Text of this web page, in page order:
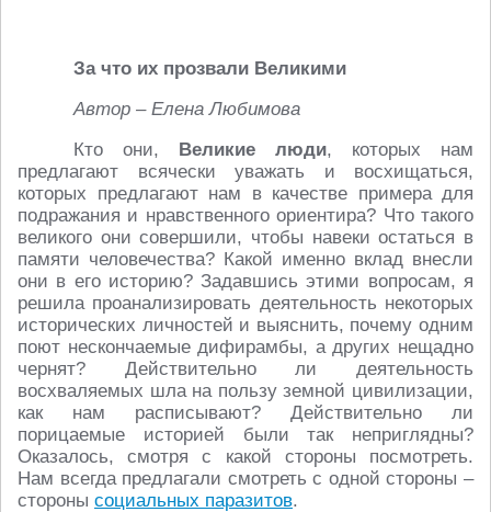
За что их прозвали Великими
Автор – Елена Любимова
Кто они, Великие люди, которых нам
предлагают всячески уважать и восхищаться,
которых предлагают нам в качестве примера для
подражания и нравственного ориентира? Что такого
великого они совершили, чтобы навеки остаться в
памяти человечества? Какой именно вклад внесли
они в его историю? Задавшись этими вопросам, я
решила проанализировать деятельность некоторых
исторических личностей и выяснить, почему одним
поют нескончаемые дифирамбы, а других нещадно
чернят? Действительно ли деятельность
восхваляемых шла на пользу земной цивилизации,
как нам расписывают? Действительно ли
порицаемые историей были так неприглядны?
Оказалось, смотря с какой стороны посмотреть.
Нам всегда предлагали смотреть с одной стороны –
стороны социальных паразитов.